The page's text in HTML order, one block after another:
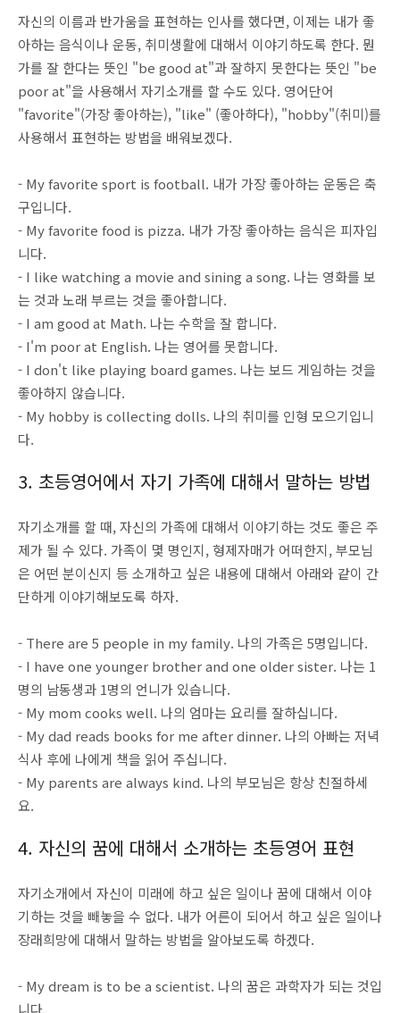
자신의 이름과 반가움을 표현하는 인사를 했다면, 이제는 내가 좋
아하는 음식이나 운동, 취미생활에 대해서 이야기하도록 한다. 뭔
가를 잘 한다는 뜻인 "be good at"과 잘하지 못한다는 뜻인 "be
poor at"을 사용해서 자기소개를 할 수도 있다. 영어단어
"favorite"(가장 좋아하는), "like" (좋아하다), "hobby"(취미)를
사용해서 표현하는 방법을 배워보겠다.
- My favorite sport is football. 내가 가장 좋아하는 운동은 축
구입니다.
- My favorite food is pizza. 내가 가장 좋아하는 음식은 피자입
니다.
- I like watching a movie and sining a song. 나는 영화를 보
는 것과 노래 부르는 것을 좋아합니다.
- I am good at Math. 나는 수학을 잘 합니다.
- I'm poor at English. 나는 영어를 못합니다.
- I don't like playing board games. 나는 보드 게임하는 것을
좋아하지 않습니다.
- My hobby is collecting dolls. 나의 취미를 인형 모으기입니
다.
3. 초등영어에서 자기 가족에 대해서 말하는 방법
자기소개를 할 때, 자신의 가족에 대해서 이야기하는 것도 좋은 주
제가 될 수 있다. 가족이 몇 명인지, 형제자매가 어떠한지, 부모님
은 어떤 분이신지 등 소개하고 싶은 내용에 대해서 아래와 같이 간
단하게 이야기해보도록 하자.
- There are 5 people in my family. 나의 가족은 5명입니다.
- I have one younger brother and one older sister. 나는 1
명의 남동생과 1명의 언니가 있습니다.
- My mom cooks well. 나의 엄마는 요리를 잘하십니다.
- My dad reads books for me after dinner. 나의 아빠는 저녁
식사 후에 나에게 책을 읽어 주십니다.
- My parents are always kind. 나의 부모님은 항상 친절하세
요.
4. 자신의 꿈에 대해서 소개하는 초등영어 표현
자기소개에서 자신이 미래에 하고 싶은 일이나 꿈에 대해서 이야
기하는 것을 빼놓을 수 없다. 내가 어른이 되어서 하고 싶은 일이나
장래희망에 대해서 말하는 방법을 알아보도록 하겠다.
- My dream is to be a scientist. 나의 꿈은 과학자가 되는 것입
니다.